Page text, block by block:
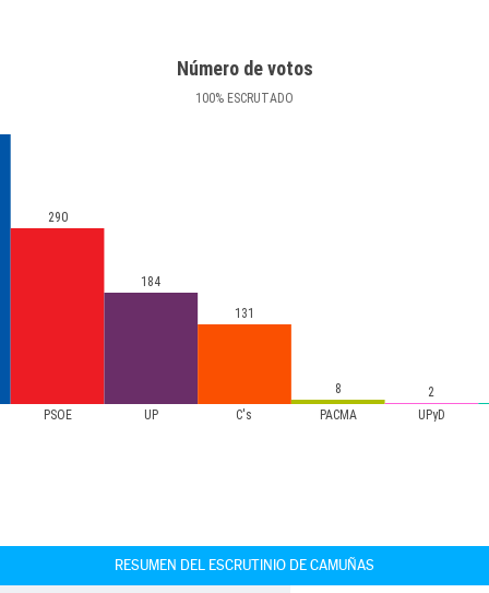
Número de votos
100% ESCRUTADO
PSOE UP C's PACMA UPyD
290
184
131
8 2
RESUMEN DEL ESCRUTINIO DE CAMUÑAS